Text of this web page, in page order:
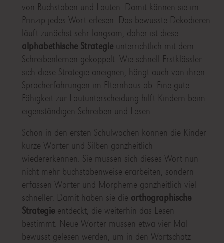
von Buchstaben und Lauten. Damit können sie im
Prinzip jedes Wort erlesen. Das bewusste Dekodieren
läuft zunächst sehr langsam, daher ist diese
alphabethische Strategieunterrichtlich mit dem
Schreibenlernen gekoppelt. Wie schnell Erstklässler
sich diese Strategie aneignen, hängt auch von ihren
Spracherfahrungen im Elternhaus ab. Eine gute
Fähigkeit zur Lautunterscheidung hilft Kindern beim
eigenständigen Schreiben und Lesen.
Schon in den ersten Schulwochen können die Kinder
kurze Wörter und Silben ganzheitlich
wiedererkennen. Sie müssen sich dieses Wort nun
nicht mehr buchstabenweise erarbeiten, sondern
erfassen Wörter und Morpheme ganzheitlich viel
schneller. Damit haben sie die orthographische
Strategie entdeckt, die weiterhin das Lesen
bestimmt: Neue Wörter müssen etwa vier Mal
bewusst gelesen werden, um in den Wortschatz